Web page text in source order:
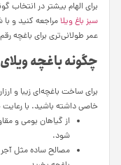
برای الهام بیشتر در انتخاب
سبز باغ ویلامراجعه کنید و
عمر طولانی‌تری برای باغچه
چگونه باغچه
برای ساخت باغچه‌ای زیبا و
خاصی داشته باشید. با
از گیاهان بومی و
شود.
مصالح ساده مثل